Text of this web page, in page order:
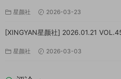
星颜社 2026-03-23
[XINGYAN星颜社] 2026.01.21
星颜社 2026-03-03